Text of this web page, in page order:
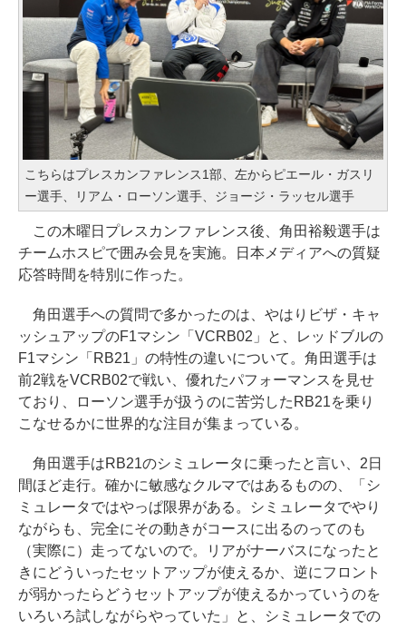
こちらはプレスカンファレンス1部、左からピエール・ガスリ
ー選手、リアム・ローソン選手、ジョージ・ラッセル選手
この木曜日プレスカンファレンス後、角田裕毅選手は
チームホスピで囲み会見を実施。日本メディアへの質疑
応答時間を特別に作った。
角田選手への質問で多かったのは、やはりビザ・キャ
ッシュアップのF1マシン「VCRB02」と、レッドブルの
F1マシン「RB21」の特性の違いについて。角田選手は
前2戦をVCRB02で戦い、優れたパフォーマンスを見せ
ており、ローソン選手が扱うのに苦労したRB21を乗り
こなせるかに世界的な注目が集まっている。
角田選手はRB21のシミュレータに乗ったと言い、2日
間ほど走行。確かに敏感なクルマではあるものの、「シ
ミュレータではやっぱ限界がある。シミュレータでやり
ながらも、完全にその動きがコースに出るのってのも
（実際に）走ってないので。リアがナーバスになったと
きにどういったセットアップが使えるか、逆にフロント
が弱かったらどうセットアップが使えるかっていうのを
いろいろ試しながらやっていた」と、シミュレータでの